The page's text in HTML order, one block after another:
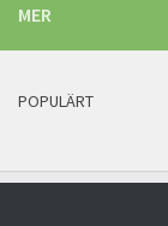
MER
POPULÄRT